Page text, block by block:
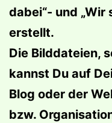
dabei“- und
erstellt.
Die Bilddateien,
kannst Du auf
Blog oder der
bzw.